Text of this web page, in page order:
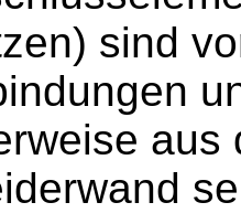
sind
aus